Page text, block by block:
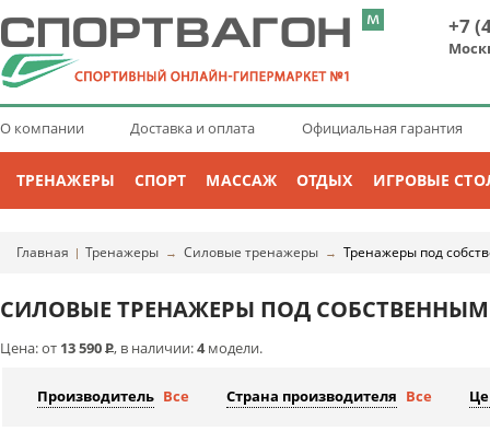
+7
О компании Доставка и оплата Официальная гарантия
ТРЕНАЖЕРЫ СПОРТ МАССАЖ ОТДЫХ ИГРОВЫЕ
Главная | Тренажеры → Силовые тренажеры → Тренажеры под
СИЛОВЫЕ ТРЕНАЖЕРЫ ПОД
Цена: от 13 590Р, в наличии:4модели.
Производитель Все Страна производителя Все